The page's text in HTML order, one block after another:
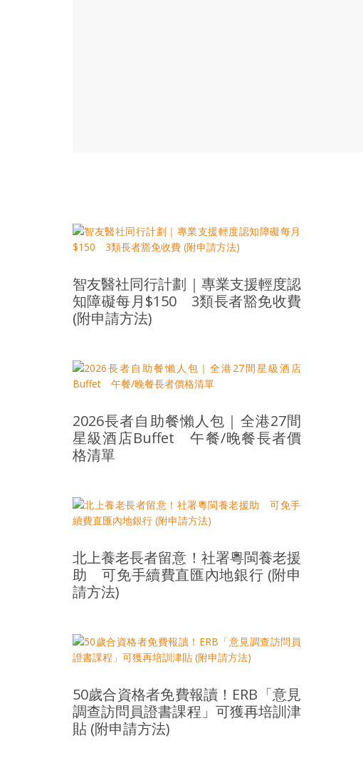
生
下
場，
金
銀
島
請
各
金
齡
銀
髮
大
人
結
伴
歷
險，
尋
樂
寶
藏。
一
同
智友醫社同行計劃｜專業支援輕度認
知障礙每月$150 3類長者豁免收費
(附申請方法)
2026長者自助餐懶人包｜全港27間
星級酒店Buffet 午餐/晚餐長者價
格清單
北上養老長者留意！社署粵閩養老援
助 可免手續費直匯內地銀行 (附申
請方法)
50歲合資格者免費報讀！ERB「意見
調查訪問員證書課程」可獲再培訓津
貼 (附申請方法)